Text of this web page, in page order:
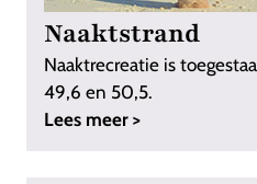
Naaktstrand
Naaktrecreatie is
49,6 en 50,5.
Lees meer >